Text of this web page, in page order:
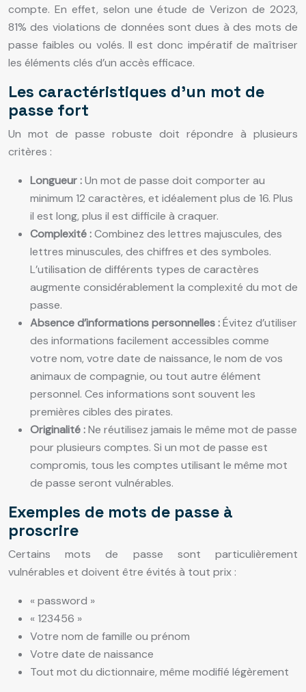
compte. En effet, selon une étude de Verizon de 2023,
81% des violations de données sont dues à des mots de
passe faibles ou volés. Il est donc impératif de maîtriser
les éléments clés d’un accès efficace.
Les caractéristiques d’un mot de
passe fort
Un mot de passe robuste doit répondre à plusieurs
critères :
Longueur :Un mot de passe doit comporter au
minimum 12 caractères, et idéalement plus de 16. Plus
il est long, plus il est difficile à craquer.
Complexité :Combinez des lettres majuscules, des
lettres minuscules, des chiffres et des symboles.
L’utilisation de différents types de caractères
augmente considérablement la complexité du mot de
passe.
Absence d’informations personnelles :Évitez d’utiliser
des informations facilement accessibles comme
votre nom, votre date de naissance, le nom de vos
animaux de compagnie, ou tout autre élément
personnel. Ces informations sont souvent les
premières cibles des pirates.
Originalité :Ne réutilisez jamais le même mot de passe
pour plusieurs comptes. Si un mot de passe est
compromis, tous les comptes utilisant le même mot
de passe seront vulnérables.
Exemples de mots de passe à
proscrire
Certains mots de passe sont particulièrement
vulnérables et doivent être évités à tout prix :
« password »
« 123456 »
Votre nom de famille ou prénom
Votre date de naissance
Tout mot du dictionnaire, même modifié légèrement